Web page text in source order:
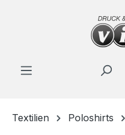
Zum Hauptinhalt springen
Textilien Poloshirts